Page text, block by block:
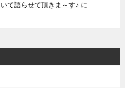
て語らせて頂きま～す♪ に